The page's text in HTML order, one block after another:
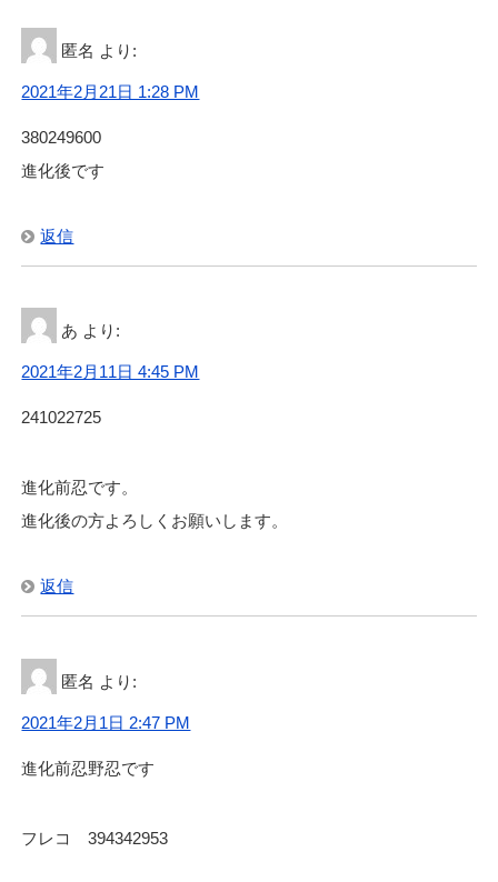
匿名 より:
2021年2月21日 1:28 PM
380249600
進化後です
返信
あ より:
2021年2月11日 4:45 PM
241022725
進化前忍です。
進化後の方よろしくお願いします。
返信
匿名 より:
2021年2月1日 2:47 PM
進化前忍野忍です
フレコ 394342953